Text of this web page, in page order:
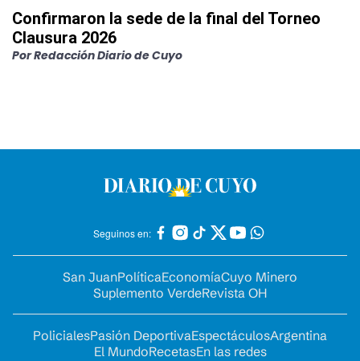
Confirmaron la sede de la final del Torneo
Clausura 2026
PorRedacción Diario de Cuyo
Seguinos en:
San JuanPolíticaEconomíaCuyo Minero
Suplemento VerdeRevista OH
PolicialesPasión DeportivaEspectáculosArgentina
El MundoRecetasEn las redes